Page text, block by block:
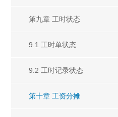
第九章 工时状态
9.1 工时单状态
9.2 工时记录状态
第十章 工资分摊